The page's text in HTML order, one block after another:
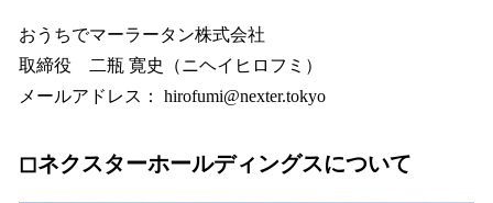
おうちでマーラータン株式会社
取締役 二瓶 寛史（ニヘイヒロフミ）
メールアドレス： hirofumi@nexter.tokyo
◻︎ネクスターホールディングスについて